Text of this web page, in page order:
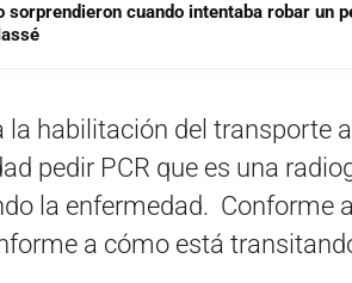
sorprendieron cuando intentaba robar un
la habilitación del transporte
pedir PCR que es una
la enfermedad. Conforme
a cómo está